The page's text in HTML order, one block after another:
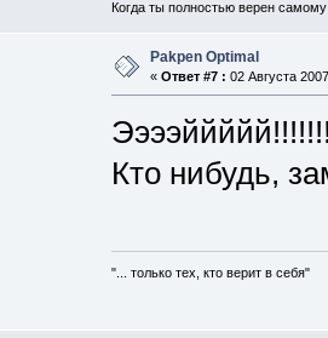
Когда ты полностью верен
Pakpen Optimal
« Ответ #7 : 02 Августа
Кто нибудь,
"... только тех, кто верит в себя"